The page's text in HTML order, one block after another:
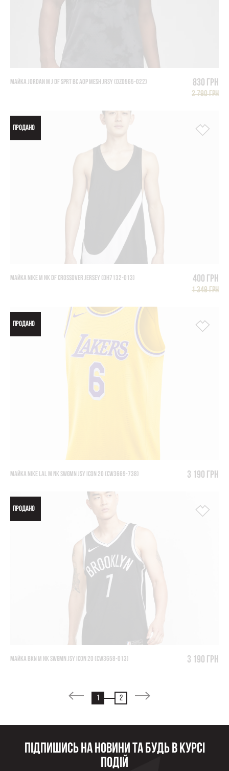
МАЙКА JORDAN M J DF SPRT BC AOP MESH JRSY (DZ0565-022) 830 грн
2 790 грн
ПРОДАНО
МАЙКА NIKE M NK DF CROSSOVER JERSEY (DH7132-013) 400 грн
1 349 грн
ПРОДАНО
МАЙКА NIKE LAL M NK SWGMN JSY ICON 20 (CW3669-738) 3 190 грн
ПРОДАНО
МАЙКА BKN M NK SWGMN JSY ICON 20 (CW3658-013) 3 190 грн
1 2
Підпишись на новини та будь в курсі
подій